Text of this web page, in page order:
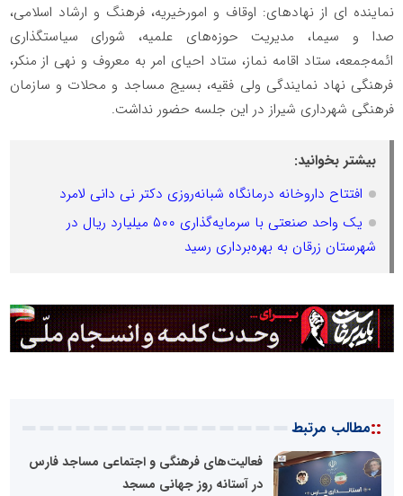
نماینده ای از نهادهای: اوقاف و امورخیریه، فرهنگ و ارشاد اسلامی،
صدا و سیما، مدیریت حوزه‌های علمیه، شورای سیاستگذاری
ائمه‌جمعه، ستاد اقامه نماز، ستاد احیای امر به معروف و نهی از منکر،
فرهنگی نهاد نمایندگی ولی فقیه، بسیج مساجد و محلات و سازمان
فرهنگی شهرداری شیراز در این جلسه حضور نداشت.
بیشتر بخوانید:
افتتاح داروخانه درمانگاه شبانه‌روزی دکتر نی دانی لامرد
یک واحد صنعتی با سرمایه‌گذاری ۵۰۰ میلیارد ریال در
شهرستان زرقان به بهره‌برداری رسید
::مطالب مرتبط
فعالیت‌های فرهنگی و اجتماعی مساجد فارس
در آستانه روز جهانی مسجد